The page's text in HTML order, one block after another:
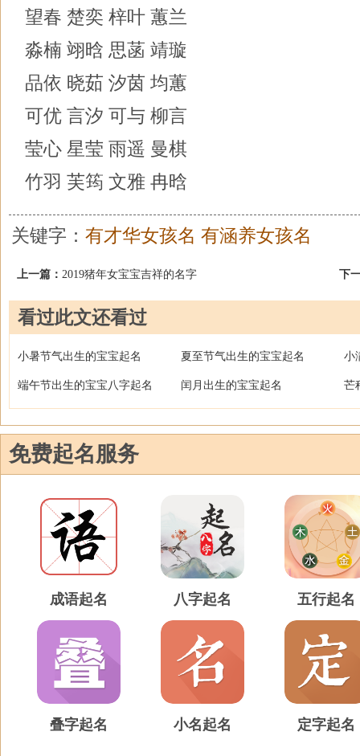
望春 楚奕 梓叶 蕙兰
淼楠 翊晗 思菡 靖璇
品依 晓茹 汐茵 均蕙
可优 言汐 可与 柳言
莹心 星莹 雨遥 曼棋
竹羽 芙筠 文雅 冉晗
关键字： 有才华女孩名 有涵养女孩名
上一篇： 2019猪年女宝宝吉祥的名字 下
看过此文还看过
小暑节气出生的宝宝起名 夏至节气出生的宝宝起名 小
端午节出生的宝宝八字起名 闰月出生的宝宝起名 芒
免费起名服务
成语起名 八字起名 五行起名
叠字起名 小名起名 定字起名